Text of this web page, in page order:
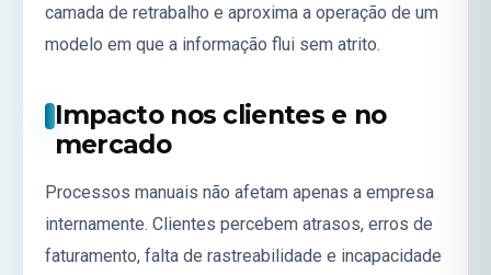
camada de retrabalho e aproxima a operação de um
modelo em que a informação flui sem atrito.
Impacto nos clientes e no
mercado
Processos manuais não afetam apenas a empresa
internamente. Clientes percebem atrasos, erros de
faturamento, falta de rastreabilidade e incapacidade